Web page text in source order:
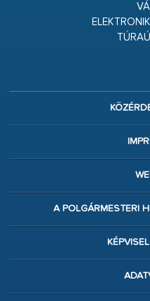
A POLGÁRMESTERI